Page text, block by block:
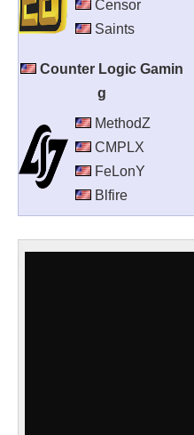
Censor
Saints
Counter Logic Gamin
g
MethodZ
CMPLX
FeLonY
Blfire